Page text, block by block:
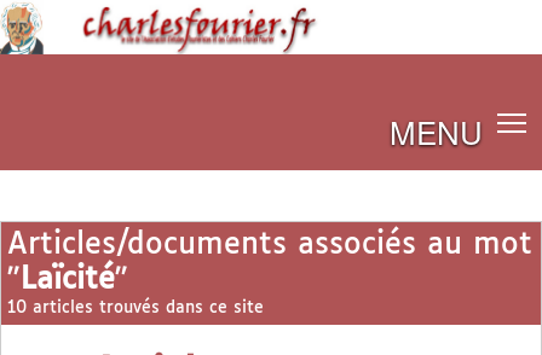
MENU
Articles/documents associés au mot
" Laïcité"
10 articles trouvés dans ce site